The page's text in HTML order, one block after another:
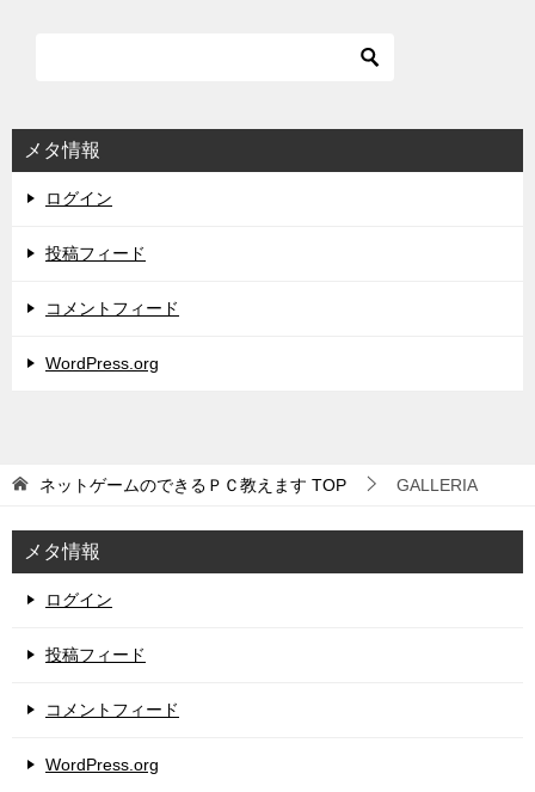
メタ情報
ログイン
投稿フィード
コメントフィード
WordPress.org
ネットゲームのできるＰＣ教えます TOP GALLERIA
メタ情報
ログイン
投稿フィード
コメントフィード
WordPress.org